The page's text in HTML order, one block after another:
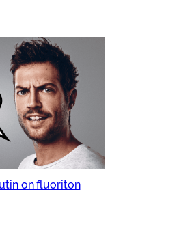
on fluoriton